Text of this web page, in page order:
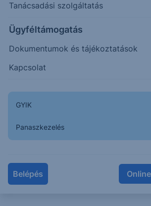
Tanácsadási szolgáltatás
Ügyféltámogatás
Dokumentumok és tájékoztatások
Kapcsolat
GYIK
Panaszkezelés
Belépés
2 találat
Soronkívüli tájékoztatás
Soronkívüli tájékoztatás
warrant árjegyzés
Maradványértékes kereskedés
EBOPUSTL12